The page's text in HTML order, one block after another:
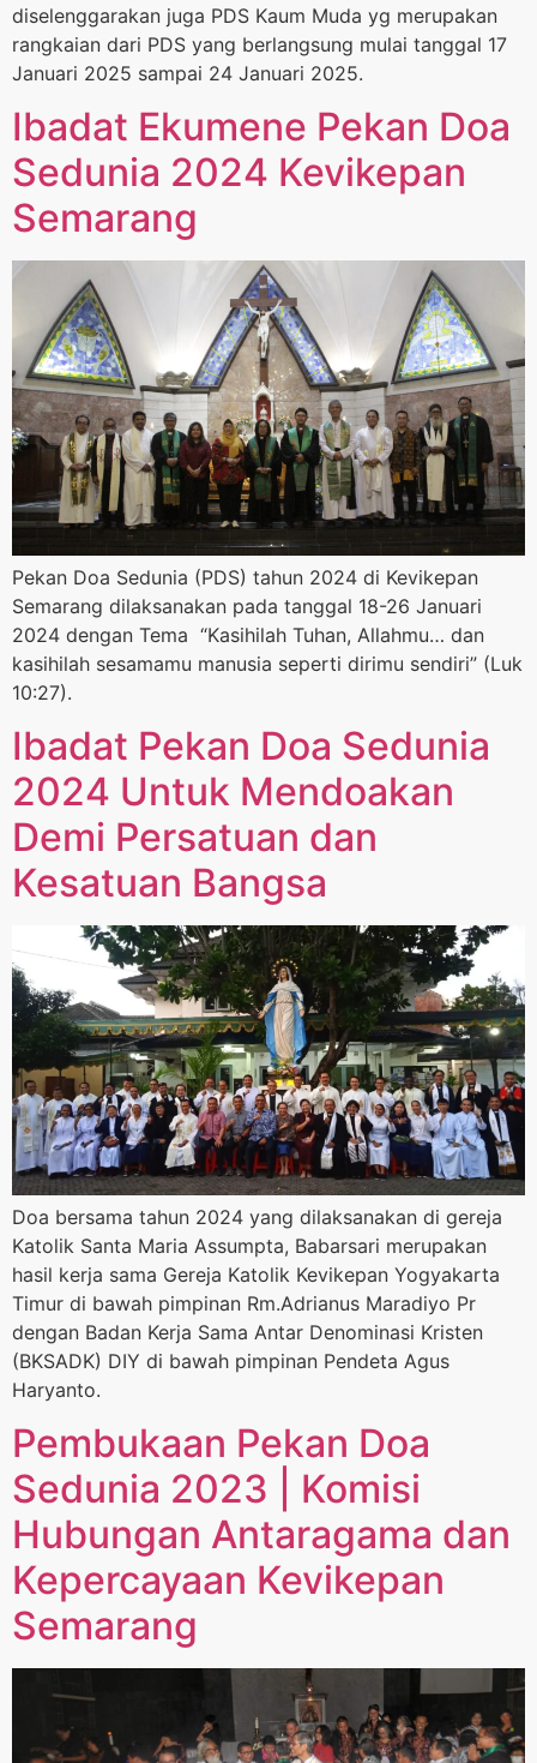
diselenggarakan juga PDS Kaum Muda yg merupakan
rangkaian dari PDS yang berlangsung mulai tanggal 17
Januari 2025 sampai 24 Januari 2025.
Ibadat Ekumene Pekan Doa
Sedunia 2024 Kevikepan
Semarang
Pekan Doa Sedunia (PDS) tahun 2024 di Kevikepan
Semarang dilaksanakan pada tanggal 18-26 Januari
2024 dengan Tema “Kasihilah Tuhan, Allahmu… dan
kasihilah sesamamu manusia seperti dirimu sendiri” (Luk
10:27).
Ibadat Pekan Doa Sedunia
2024 Untuk Mendoakan
Demi Persatuan dan
Kesatuan Bangsa
Doa bersama tahun 2024 yang dilaksanakan di gereja
Katolik Santa Maria Assumpta, Babarsari merupakan
hasil kerja sama Gereja Katolik Kevikepan Yogyakarta
Timur di bawah pimpinan Rm.Adrianus Maradiyo Pr
dengan Badan Kerja Sama Antar Denominasi Kristen
(BKSADK) DIY di bawah pimpinan Pendeta Agus
Haryanto.
Pembukaan Pekan Doa
Sedunia 2023 | Komisi
Hubungan Antaragama dan
Kepercayaan Kevikepan
Semarang